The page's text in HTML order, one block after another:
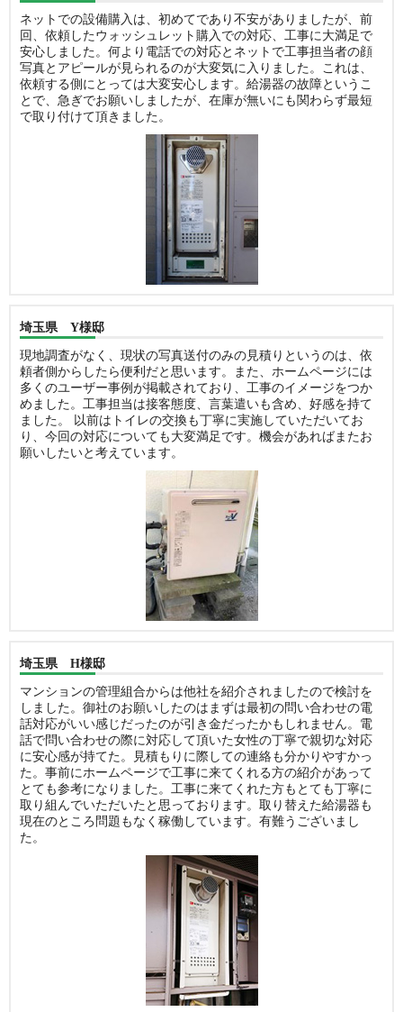
ネットでの設備購入は、初めてであり不安がありましたが、前
回、依頼したウォッシュレット購入での対応、工事に大満足で
安心しました。何より電話での対応とネットで工事担当者の顔
写真とアピールが見られるのが大変気に入りました。これは、
依頼する側にとっては大変安心します。給湯器の故障というこ
とで、急ぎでお願いしましたが、在庫が無いにも関わらず最短
で取り付けて頂きました。
埼玉県 Y様邸
現地調査がなく、現状の写真送付のみの見積りというのは、依
頼者側からしたら便利だと思います。また、ホームページには
多くのユーザー事例が掲載されており、工事のイメージをつか
めました。工事担当は接客態度、言葉遣いも含め、好感を持て
ました。 以前はトイレの交換も丁寧に実施していただいてお
り、今回の対応についても大変満足です。機会があればまたお
願いしたいと考えています。
埼玉県 H様邸
マンションの管理組合からは他社を紹介されましたので検討を
しました。御社のお願いしたのはまずは最初の問い合わせの電
話対応がいい感じだったのが引き金だったかもしれません。電
話で問い合わせの際に対応して頂いた女性の丁寧で親切な対応
に安心感が持てた。見積もりに際しての連絡も分かりやすかっ
た。事前にホームページで工事に来てくれる方の紹介があって
とても参考になりました。工事に来てくれた方もとても丁寧に
取り組んでいただいたと思っております。取り替えた給湯器も
現在のところ問題もなく稼働しています。有難うございまし
た。